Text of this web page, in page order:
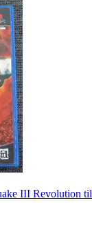
III Revolution